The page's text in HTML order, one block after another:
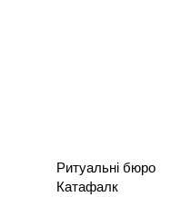
Ритуальні бюро
Катафалк